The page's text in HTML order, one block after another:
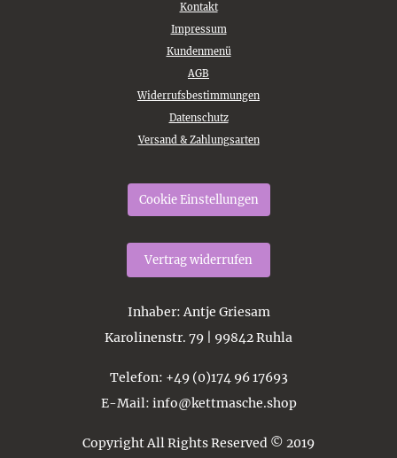
Kontakt
Impressum
Kundenmenü
AGB
Widerrufsbestimmungen
Datenschutz
Versand & Zahlungsarten
Cookie Einstellungen
Vertrag widerrufen
Inhaber: Antje Griesam
Karolinenstr. 79 | 99842 Ruhla
Telefon: +49 (0)174 96 17693
E-Mail: info@kettmasche.shop
Copyright All Rights Reserved © 2019